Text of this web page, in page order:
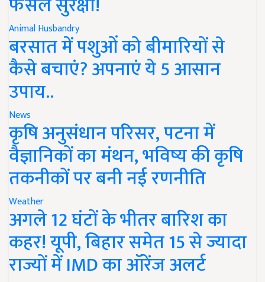
Animal Husbandry
बरसात में पशुओं को बीमारियों से
कैसे बचाएं? अपनाएं ये 5 आसान
उपाय..
News
कृषि अनुसंधान परिसर, पटना में
वैज्ञानिकों का मंथन, भविष्य की कृषि
तकनीकों पर बनी नई रणनीति
Weather
अगले 12 घंटों के भीतर बारिश का
कहर! यूपी, बिहार समेत 15 से ज्यादा
राज्यों में IMD का ऑरेंज अलर्ट